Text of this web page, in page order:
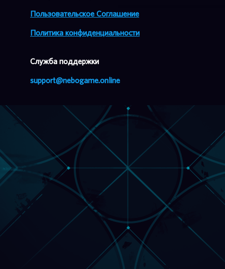
Пользовательское Соглашение
Политика конфиденциальности
Cлужба поддержки
support@nebogame.online